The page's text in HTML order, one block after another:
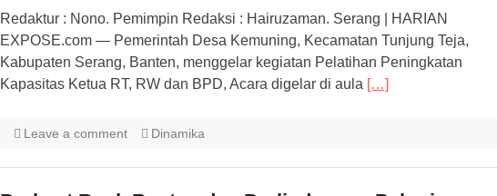
Redaktur : Nono. Pemimpin Redaksi : Hairuzaman. Serang | HARIAN
EXPOSE.com — Pemerintah Desa Kemuning, Kecamatan Tunjung Teja,
Kabupaten Serang, Banten, menggelar kegiatan Pelatihan Peningkatan
Kapasitas Ketua RT, RW dan BPD, Acara digelar di aula […]
Leave a comment Dinamika